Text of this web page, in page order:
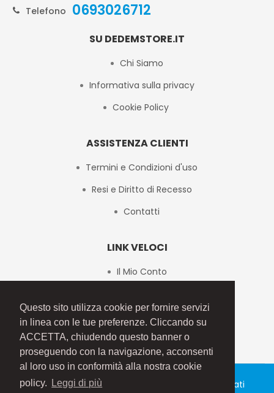
Questo sito utilizza cookie per fornire servizi
in linea con le tue preferenze. Cliccando su
ACCETTA, chiudendo questo banner o
proseguendo con la navigazione, acconsenti
al loro uso in conformità alla nostra cookie
policy.
Leggi di più
SU DEDEMSTORE.IT
Chi Siamo
Informativa sulla privacy
Cookie Policy
ASSISTENZA CLIENTI
Termini e Condizioni d'uso
Resi e Diritto di Recesso
Contatti
LINK VELOCI
Il Mio Conto
Mappa del Sito
Telefono 0693026712
Copyright 2017 Dedem S.p.A. - Tutti i diritti riservati